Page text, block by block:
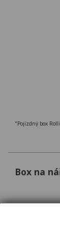
"Pojízdný box
Box na